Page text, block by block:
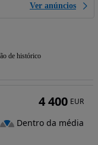
Ver anúncios
de histórico
4 400 EUR
Dentro da média